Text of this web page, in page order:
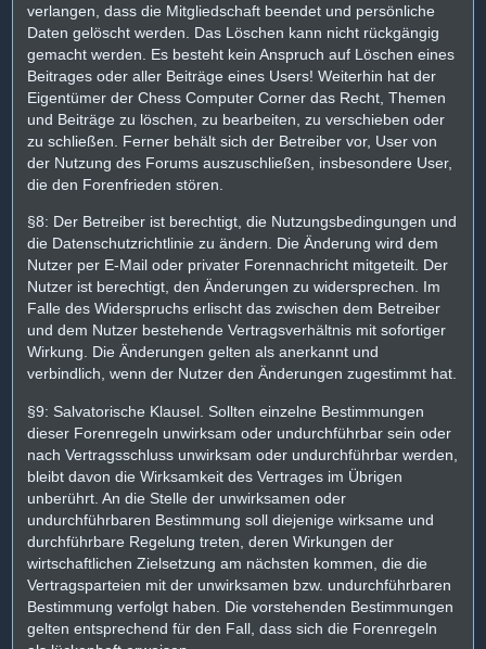
verlangen, dass die Mitgliedschaft beendet und persönliche
Daten gelöscht werden. Das Löschen kann nicht rückgängig
gemacht werden. Es besteht kein Anspruch auf Löschen eines
Beitrages oder aller Beiträge eines Users! Weiterhin hat der
Eigentümer der Chess Computer Corner das Recht, Themen
und Beiträge zu löschen, zu bearbeiten, zu verschieben oder
zu schließen. Ferner behält sich der Betreiber vor, User von
der Nutzung des Forums auszuschließen, insbesondere User,
die den Forenfrieden stören.
§8: Der Betreiber ist berechtigt, die Nutzungsbedingungen und
die Datenschutzrichtlinie zu ändern. Die Änderung wird dem
Nutzer per E-Mail oder privater Forennachricht mitgeteilt. Der
Nutzer ist berechtigt, den Änderungen zu widersprechen. Im
Falle des Widerspruchs erlischt das zwischen dem Betreiber
und dem Nutzer bestehende Vertragsverhältnis mit sofortiger
Wirkung. Die Änderungen gelten als anerkannt und
verbindlich, wenn der Nutzer den Änderungen zugestimmt hat.
§9: Salvatorische Klausel. Sollten einzelne Bestimmungen
dieser Forenregeln unwirksam oder undurchführbar sein oder
nach Vertragsschluss unwirksam oder undurchführbar werden,
bleibt davon die Wirksamkeit des Vertrages im Übrigen
unberührt. An die Stelle der unwirksamen oder
undurchführbaren Bestimmung soll diejenige wirksame und
durchführbare Regelung treten, deren Wirkungen der
wirtschaftlichen Zielsetzung am nächsten kommen, die die
Vertragsparteien mit der unwirksamen bzw. undurchführbaren
Bestimmung verfolgt haben. Die vorstehenden Bestimmungen
gelten entsprechend für den Fall, dass sich die Forenregeln